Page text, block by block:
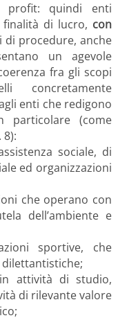
profit: quindi enti
di lucro, con
di procedure, anche
un agevole
fra gli scopi
concretamente
enti che redigono
particolare (come
8):
sociale, di
ed organizzazioni
che operano con
dell’ambiente e
sportive, che
attività di studio,
di rilevante valore